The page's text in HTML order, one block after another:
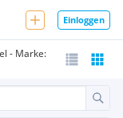
Einloggen
- Marke: